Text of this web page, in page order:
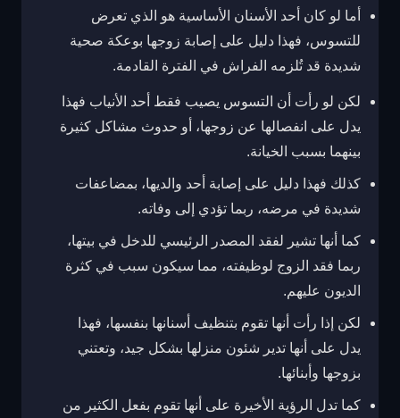
أما لو كان أحد الأسنان الأساسية هو الذي تعرض
للتسوس، فهذا دليل على إصابة زوجها بوعكة صحية
شديدة قد تُلزمه الفراش في الفترة القادمة.
لكن لو رأت أن التسوس يصيب فقط أحد الأنياب فهذا
يدل على انفصالها عن زوجها، أو حدوث مشاكل كثيرة
بينهما بسبب الخيانة.
كذلك فهذا دليل على إصابة أحد والديها، بمضاعفات
شديدة في مرضه، ربما تؤدي إلى وفاته.
كما أنها تشير لفقد المصدر الرئيسي للدخل في بيتها،
ربما فقد الزوج لوظيفته، مما سيكون سبب في كثرة
الديون عليهم.
لكن إذا رأت أنها تقوم بتنظيف أسنانها بنفسها، فهذا
يدل على أنها تدير شئون منزلها بشكل جيد، وتعتني
بزوجها وأبنائها.
كما تدل الرؤية الأخيرة على أنها تقوم بفعل الكثير من